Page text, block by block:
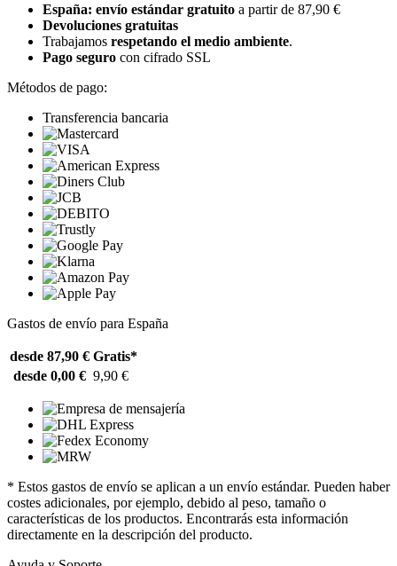
España: envío estándar gratuito a partir de 87,90 €
Devoluciones gratuitas
Trabajamos respetando el medio ambiente.
Pago seguro con cifrado SSL
Métodos de pago:
Transferencia bancaria
Gastos de envío para España
desde 87,90 € Gratis*
desde 0,00 € 9,90 €
* Estos gastos de envío se aplican a un envío estándar. Pueden haber
costes adicionales, por ejemplo, debido al peso, tamaño o
características de los productos. Encontrarás esta información
directamente en la descripción del producto.